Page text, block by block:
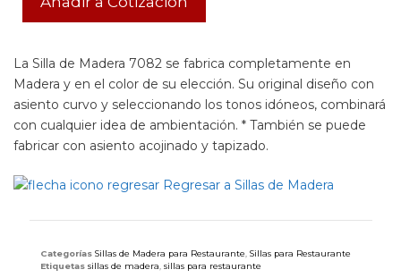
La Silla de Madera 7082 se fabrica completamente en
Madera y en el color de su elección. Su original diseño con
asiento curvo y seleccionando los tonos idóneos, combinará
con cualquier idea de ambientación. * También se puede
fabricar con asiento acojinado y tapizado.
Regresar a Sillas de Madera
Categorías Sillas de Madera para Restaurante Sillas para Restaurante
Etiquetas sillas de madera sillas para restaurante